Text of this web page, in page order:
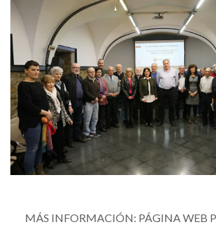
MÁS INFORMACIÓN: PÁGINA WEB